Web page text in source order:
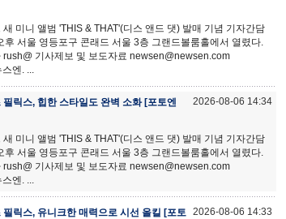
새 미니 앨범 'THIS & THAT'(디스 앤드 댓) 발매 기념 기자간담
후 서울 영등포구 콘래드 서울 3층 그랜드볼룸홀에서 열렸다.
rush@ 기사제보 및 보도자료 newsen@newsen.com
엔. ...
필릭스, 힙한 스타일도 완벽 소화 [포토엔
2026-08-06 14:34
새 미니 앨범 'THIS & THAT'(디스 앤드 댓) 발매 기념 기자간담
후 서울 영등포구 콘래드 서울 3층 그랜드볼룸홀에서 열렸다.
rush@ 기사제보 및 보도자료 newsen@newsen.com
엔. ...
필릭스, 유니크한 매력으로 시선 올킬 [포토
2026-08-06 14:33